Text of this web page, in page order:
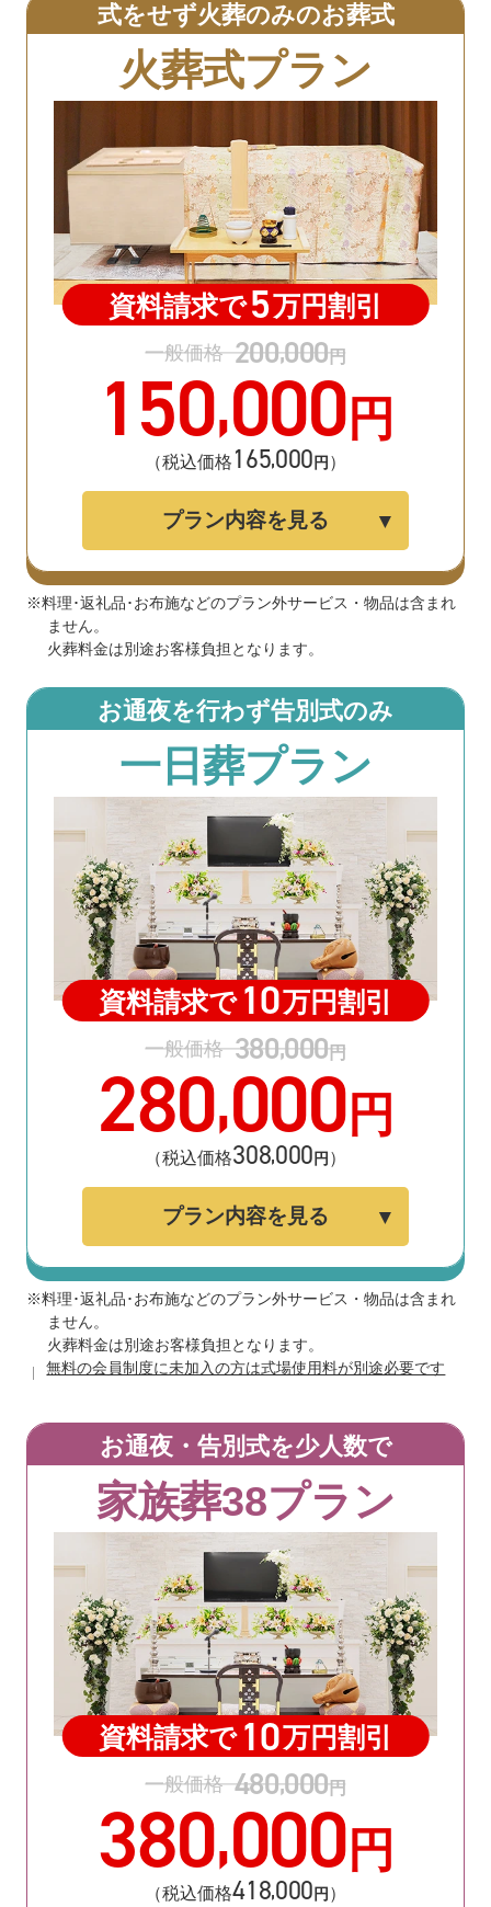
式をせず火葬のみのお葬式
火葬式プラン
資料請求で5万円割引
一般価格 200,000円
150,000 円
（税込価格 165,000 円 ）
プラン内容を見る
※料理･返礼品･お布施などのプラン外サービス・物品は含まれ
ません。
火葬料金は別途お客様負担となります。
お通夜を行わず告別式のみ
一日葬プラン
資料請求で 10万円割引
一般価格 380,000円
280,000 円
（税込価格308,000 円 ）
プラン内容を見る
※料理･返礼品･お布施などのプラン外サービス・物品は含まれ
ません。
火葬料金は別途お客様負担となります。
無料の会員制度に未加入の方は式場使用料が別途必要です
お通夜・告別式を少人数で
家族葬38プラン
資料請求で 10万円割引
一般価格 480,000円
380,000 円
（税込価格418,000 円 ）